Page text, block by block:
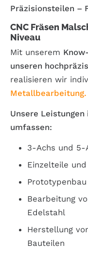
Präzisionsteilen –
CNC Fräsen
Niveau
Mit unserem
unseren
realisieren wir
Metallbearbeitung.
Unsere Leistungen
umfassen:
3-Achs und 5-
Einzelteile
Bearbeitung
Edelstahl
Herstellung
Bauteilen